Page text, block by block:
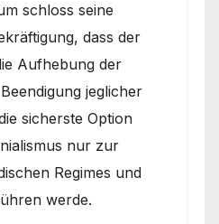
schloss seine
dass der
Aufhebung der
jeglicher
sicherste Option
nur zur
Regimes und
werde.